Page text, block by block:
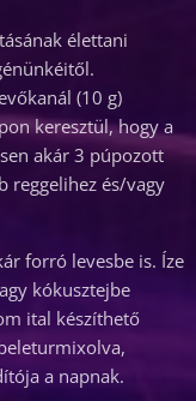
élettani
(10 g)
keresztül, hogy a
akár 3 púpozott
reggelihez és/vagy
forró levesbe is. Íze
kókusztejbe
ital készíthető
a napnak.